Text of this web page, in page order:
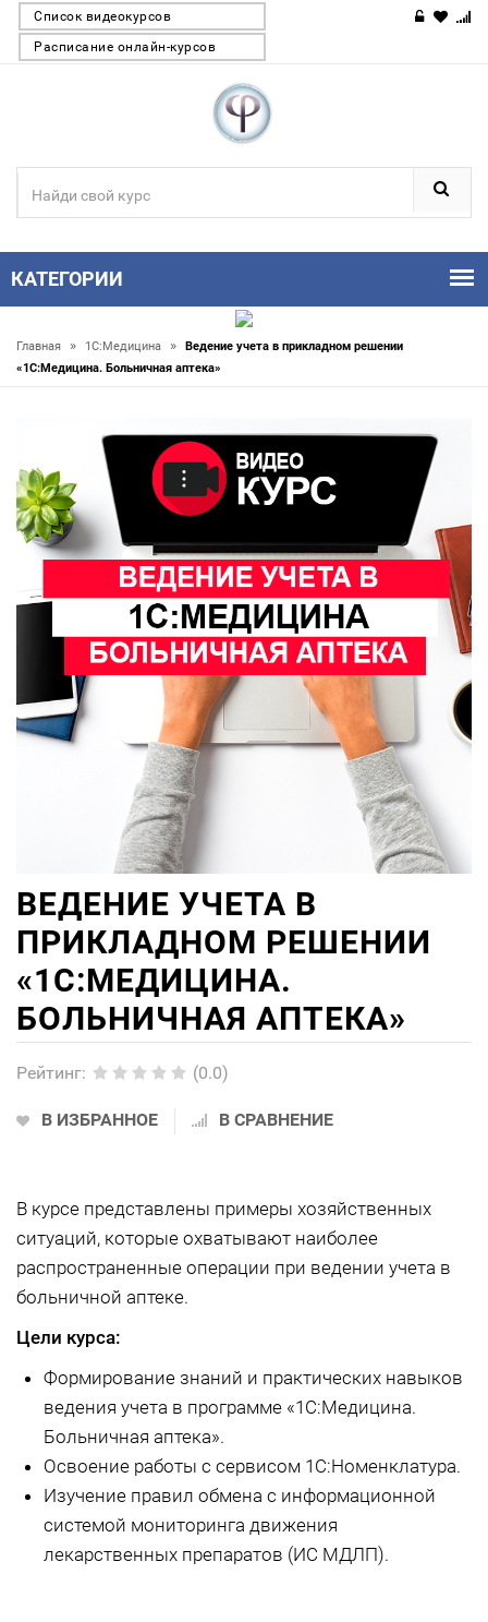
Список видеокурсов
Расписание онлайн-курсов
КАТЕГОРИИ
Главная » 1С:Медицина »
Ведение учета в прикладном решении
«1С:Медицина. Больничная аптека»
ВЕДЕНИЕ УЧЕТА В
ПРИКЛАДНОМ РЕШЕНИИ
«1С:МЕДИЦИНА.
БОЛЬНИЧНАЯ АПТЕКА»
Рейтинг: (0.0)
В ИЗБРАННОЕ В СРАВНЕНИЕ
В курсе представлены примеры хозяйственных
ситуаций, которые охватывают наиболее
распространенные операции при ведении учета в
больничной аптеке.
Цели курса:
Формирование знаний и практических навыков
ведения учета в программе «1С:Медицина.
Больничная аптека».
Освоение работы с сервисом 1С:Номенклатура.
Изучение правил обмена с информационной
системой мониторинга движения
лекарственных препаратов (ИС МДЛП).